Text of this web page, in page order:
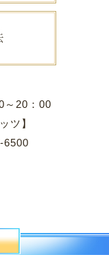
20：00
ツ】
6500